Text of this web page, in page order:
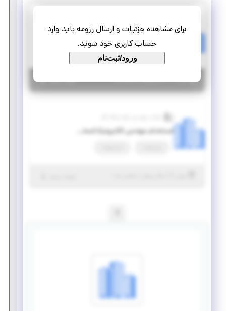
برای مشاهده جزئیات و ارسال رزومه باید وارد
حساب کاربری خود شوید.
ورود/ثبت‌نام
کارآموزی مهندس سخت افزار/الکترونیک دیجیتال
تمام وقت پاره وقت
تهران |۶ سال پیش | منقضی شده جزئیات بیشتر